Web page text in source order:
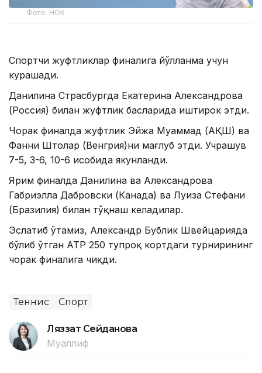
Фото: НОК
Спортчи жуфтликлар финалига йўлланма учун
курашади.
Данилина Страсбургда Екатерина Александрова
(Россия) билан жуфтлик баҳсларида иштирок этди.
Чорак финалда жуфтлик Эйжа Муҳаммад (АҚШ) ва
Фанни Штолар (Венгрия)ни мағлуб этди. Учрашув
7-5, 3-6, 10-6 ҳисобида якунланди.
Ярим финалда Данилина ва Александрова
Габриэлла Дабровски (Канада) ва Луиза Стефани
(Бразилия) билан тўқнаш келадилар.
Эслатиб ўтамиз, Александр Бублик Швейцарияда
бўлиб ўтган АТP 250 тупроқ кортдаги турнирининг
чорак финалига чиқди.
Теннис Спорт
Ляззат Сейданова
Муаллиф